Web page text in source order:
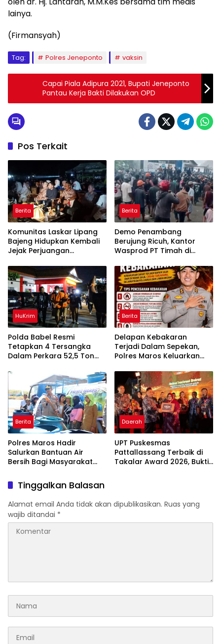
lainya.
(Firmansyah)
Tag: Polres Jeneponto vaksin
Capai Piala Adipura 2021, Bupati Jeneponto
Pantau Kerja Bakti Dilakukan OPD
Pos Terkait
Berita
Komunitas Laskar Lipang
Bajeng Hidupkan Kembali
Jejak Perjuangan
Wabup Takalar: Apresiasi
Bahwa Sejarah Adalah
Warisan yang Tak Ternilai”.
Berita
Demo Penambang
Berujung Ricuh, Kantor
Wasprod PT Timah di
HuKrim
Polda Babel Resmi
Tetapkan 4 Tersangka
Dalam Perkara 52,5 Ton
Belitung
Berita
Delapan Kebakaran
Terjadi Dalam Sepekan,
Polres Maros Keluarkan
Masyarakat
Berita
Polres Maros Hadir
Salurkan Bantuan Air
Bersih Bagi Masyarakat
Di Maros
Daerah
UPT Puskesmas
Pattallassang Terbaik di
Takalar Award 2026, Bukti
Tinggalkan Balasan
Alamat email Anda tidak akan dipublikasikan. Ruas yang
wajib ditandai *